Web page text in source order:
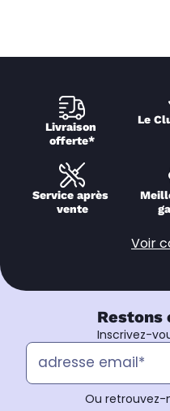
Livraison
offerte*
Le
Service après
vente
Voir
Restons
Inscrivez-
Ou retrouvez-